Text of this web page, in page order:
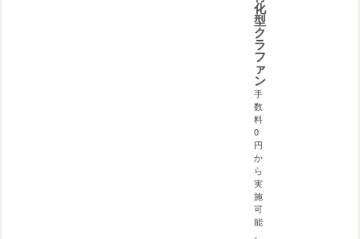
化
型
ク
ラ
フ
ァ
ン
手
数
料
0
円
か
ら
実
施
可
能